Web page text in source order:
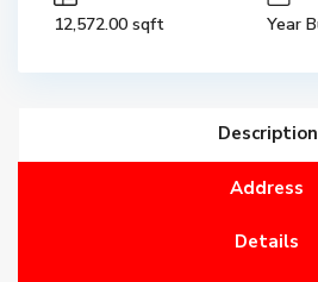
12,572.00 sqft Year
Description
Address
Details